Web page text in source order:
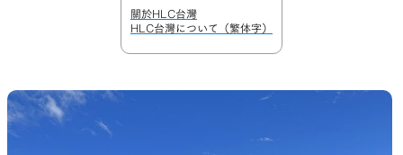
ALL WEATHER ACTIVE INSULATION
關於HLC台灣
HLC台灣について（繁体字）